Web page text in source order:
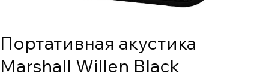
Портативная акустика
Marshall Willen Black